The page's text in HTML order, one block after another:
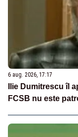
6 aug. 2026, 17:17
Ilie Dumitrescu îl
FCSB nu este